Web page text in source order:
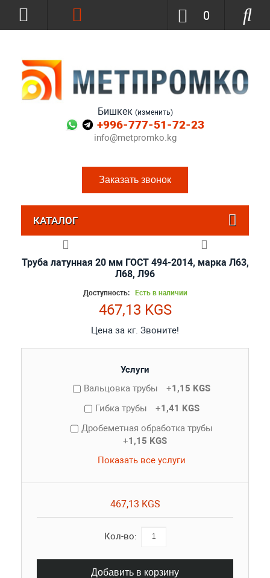
Бишкек (изменить)
+996-777-51-72-23
info@metpromko.kg
Заказать звонок
0
КАТАЛОГ
Труба латунная 20 мм ГОСТ 494-2014, марка Л63,
Л68, Л96
Доступность: Есть в наличии
467,13 KGS
Цена за кг. Звоните!
Услуги
Вальцовка трубы
+1,15 KGS
Гибка трубы
+1,41 KGS
Дробеметная обработка трубы
+1,15 KGS
Показать все услуги
467,13 KGS
Кол-во:
Добавить в корзину